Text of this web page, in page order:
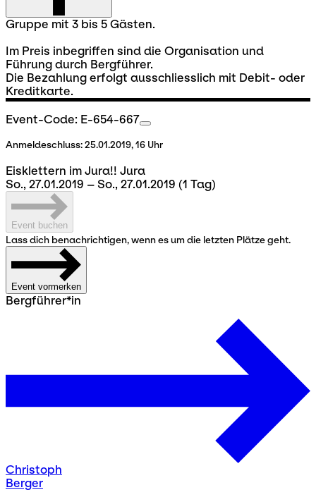
Gruppe mit 3 bis 5 Gästen.
Im Preis inbegriffen sind die Organisation und
Führung durch Bergführer.
Die Bezahlung erfolgt ausschliesslich mit Debit- oder
Kreditkarte.
Event-Code: E-654-667
Anmeldeschluss:25.01.2019, 16 Uhr
Eisklettern im Jura!! Jura
So., 27.01.2019 – So., 27.01.2019 (1 Tag)
Event buchen
Lass dich benachrichtigen, wenn es um die letzten Plätze geht.
Event vormerken
Bergführer*in
Christoph
Berger